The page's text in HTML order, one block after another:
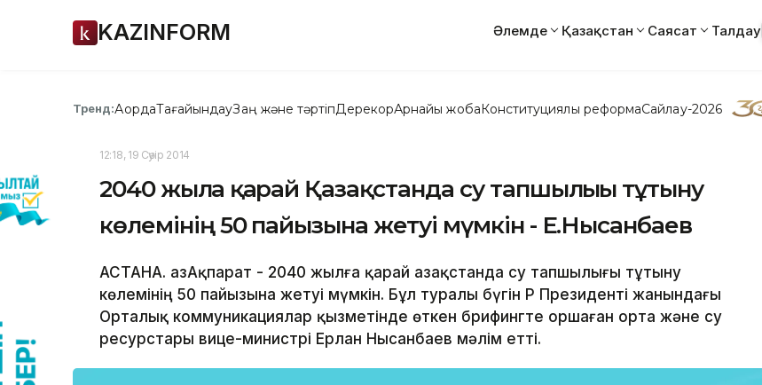
KAZINFORM Әлемде Қазақстан Саясат Талдау
Тренд:АқордаТағайындауЗаң және тәртіпДерекқорАрнайы жобаКонституциялық реформаСайлау-2026
12:18, 19 Сәуір 2014
2040 жылға қарай Қазақстанда су тапшылығы тұтыну
көлемінің 50 пайызына жетуі мүмкін - Е.Нысанбаев
АСТАНА. ҚазАқпарат - 2040 жылға қарай Қазақстанда су тапшылығы тұтыну
көлемінің 50 пайызына жетуі мүмкін. Бұл туралы бүгін ҚР Президенті жанындағы
Орталық коммуникациялар қызметінде өткен брифингте Қоршаған орта және су
ресурстары вице-министрі Ерлан Нысанбаев мәлім етті.